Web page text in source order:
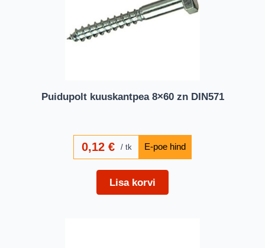
Puidupolt kuuskantpea 8×60 zn DIN571
0,12€ tk
Lisa korvi